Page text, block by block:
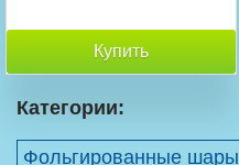
Купить
Категории:
Фольгированные шары